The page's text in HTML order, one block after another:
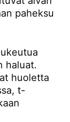
paheksu
haluat.
huoletta
t-